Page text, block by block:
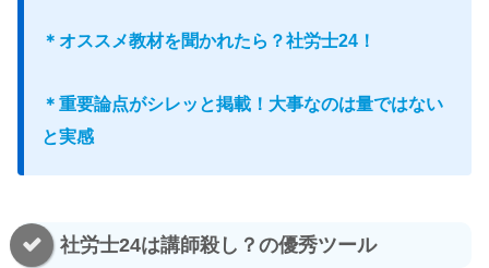
＊オススメ教材を聞かれたら？社労士24！
＊重要論点がシレッと掲載！大事なのは量ではない
と実感
社労士24は講師殺し？の優秀ツール